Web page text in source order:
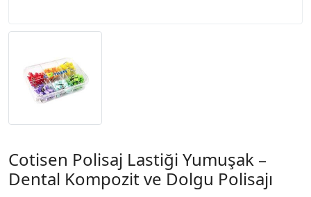
Cotisen Polisaj Lastiği Yumuşak –
Dental Kompozit ve Dolgu Polisajı